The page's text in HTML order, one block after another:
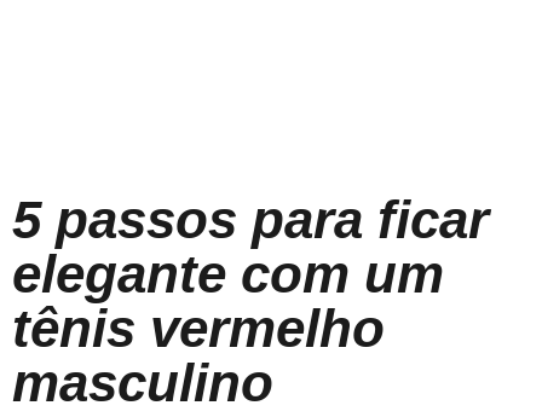
5 passos para ficar
elegante com um
tênis vermelho
masculino